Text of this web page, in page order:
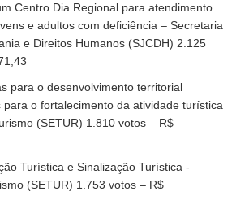
Centro Dia Regional para atendimento
e adultos com deficiência – Secretaria
e Direitos Humanos (SJCDH) 2.125
para o desenvolvimento territorial
para o fortalecimento da atividade turística
(SETUR) 1.810 votos – R$
Turística e Sinalização Turística -
(SETUR) 1.753 votos – R$